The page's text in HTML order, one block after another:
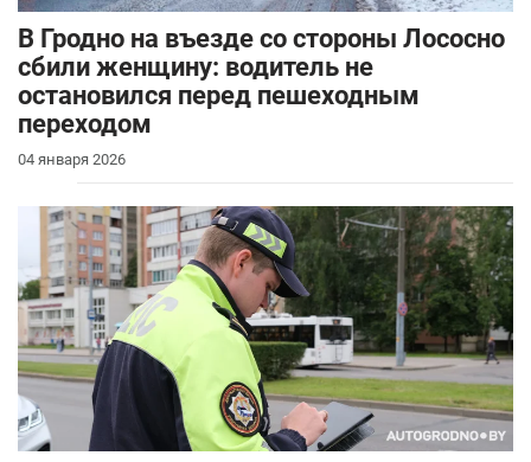
В Гродно на въезде со стороны Лососно
сбили женщину: водитель не
остановился перед пешеходным
переходом
04 января 2026